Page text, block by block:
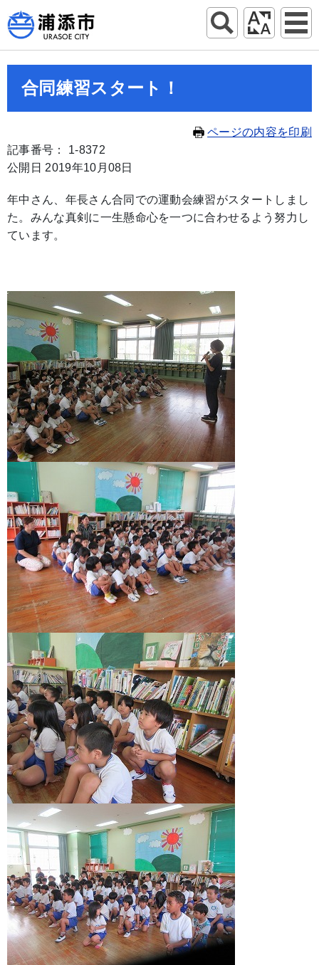
合同練習スタート！
ページの内容を印刷
記事番号： 1-8372
公開日 2019年10月08日
年中さん、年長さん合同での運動会練習がスタートしまし
た。みんな真剣に一生懸命心を一つに合わせるよう努力し
ています。